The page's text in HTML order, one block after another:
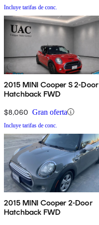
Incluye tarifas de conc.
2015 MINI Cooper S 2-Door
Hatchback FWD
$8,060 Gran oferta
Incluye tarifas de conc.
2015 MINI Cooper 2-Door
Hatchback FWD